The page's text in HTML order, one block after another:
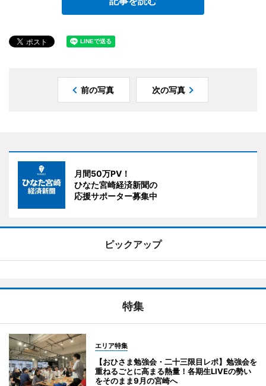
前の写真 次の写真
月間50万PV！
ひなた宮崎経済新聞の
応援サポーター募集中
ピックアップ
特集
エリア特集
【おひさま勉強会・二十三限目レポ】勉強会を
重ねるごとに高まる熱量！各期生LIVEの勢い
をそのまま9月の宮崎へ